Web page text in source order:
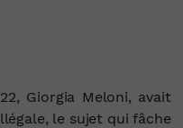
Giorgia Meloni, avait
le sujet qui fâche